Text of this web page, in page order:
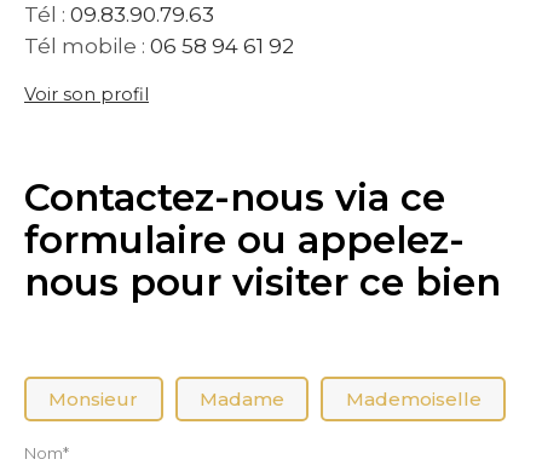
Tél : 09.83.90.79.63
Tél mobile : 06 58 94 61 92
Voir son profil
Contactez-nous via ce
formulaire ou appelez-
nous pour visiter ce bien
Civilité :
Monsieur Madame Mademoiselle
Nom* :